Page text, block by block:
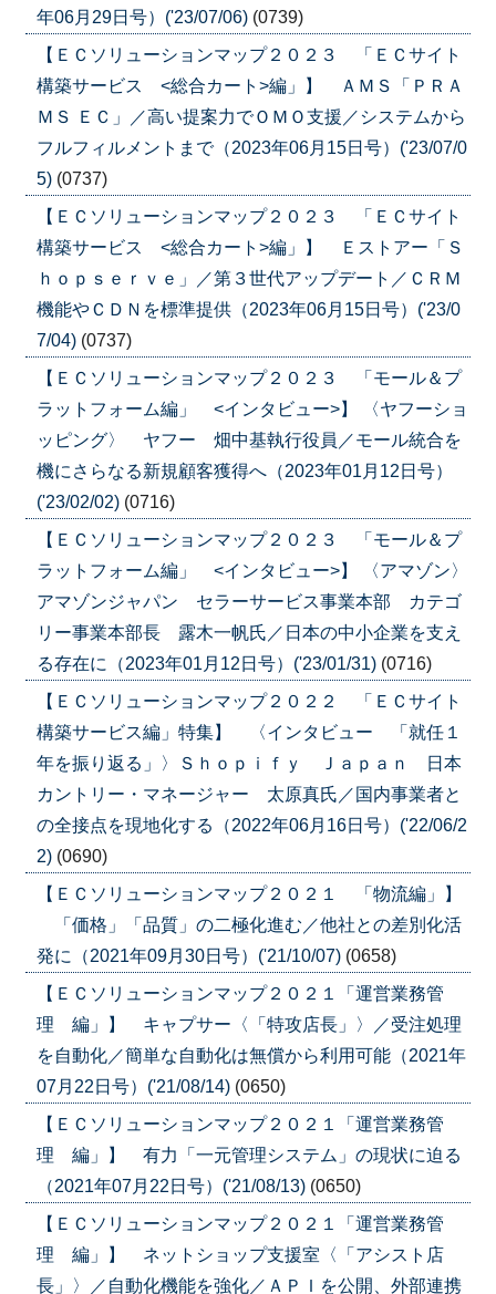
年06月29日号）('23/07/06) (0739)
【ＥＣソリューションマップ２０２３ 「ＥＣサイト
構築サービス <総合カート>編」】 ＡＭＳ「ＰＲＡ
ＭＳ ＥＣ」／高い提案力でＯＭＯ支援／システムから
フルフィルメントまで（2023年06月15日号）('23/07/0
5) (0737)
【ＥＣソリューションマップ２０２３ 「ＥＣサイト
構築サービス <総合カート>編」】 Ｅストアー「Ｓ
ｈｏｐｓｅｒｖｅ」／第３世代アップデート／ＣＲＭ
機能やＣＤＮを標準提供（2023年06月15日号）('23/0
7/04) (0737)
【ＥＣソリューションマップ２０２３ 「モール＆プ
ラットフォーム編」 <インタビュー>】 〈ヤフーショ
ッピング〉 ヤフー 畑中基執行役員／モール統合を
機にさらなる新規顧客獲得へ（2023年01月12日号）
('23/02/02) (0716)
【ＥＣソリューションマップ２０２３ 「モール＆プ
ラットフォーム編」 <インタビュー>】 〈アマゾン〉
アマゾンジャパン セラーサービス事業本部 カテゴ
リー事業本部長 露木一帆氏／日本の中小企業を支え
る存在に（2023年01月12日号）('23/01/31) (0716)
【ＥＣソリューションマップ２０２２ 「ＥＣサイト
構築サービス編」特集】 〈インタビュー 「就任１
年を振り返る」〉Ｓｈｏｐｉｆｙ Ｊａｐａｎ 日本
カントリー・マネージャー 太原真氏／国内事業者と
の全接点を現地化する（2022年06月16日号）('22/06/2
2) (0690)
【ＥＣソリューションマップ２０２１ 「物流編」】
「価格」「品質」の二極化進む／他社との差別化活
発に（2021年09月30日号）('21/10/07) (0658)
【ＥＣソリューションマップ２０２１「運営業務管
理 編」】 キャプサー〈「特攻店長」〉／受注処理
を自動化／簡単な自動化は無償から利用可能（2021年
07月22日号）('21/08/14) (0650)
【ＥＣソリューションマップ２０２１「運営業務管
理 編」】 有力「一元管理システム」の現状に迫る
（2021年07月22日号）('21/08/13) (0650)
【ＥＣソリューションマップ２０２１「運営業務管
理 編」】 ネットショップ支援室〈「アシスト店
長」〉／自動化機能を強化／ＡＰＩを公開、外部連携